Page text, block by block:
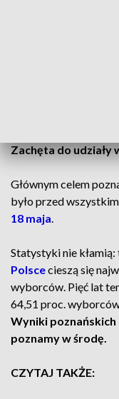
Zachęta do udziały
Głównym celem
było przed
18 maja.
Statystyki nie kłamią:
Polscecieszą się
wyborców. Pięć lat
64,51 proc.
Wyniki
poznamy w środę.
CZYTAJ TAKŻE: